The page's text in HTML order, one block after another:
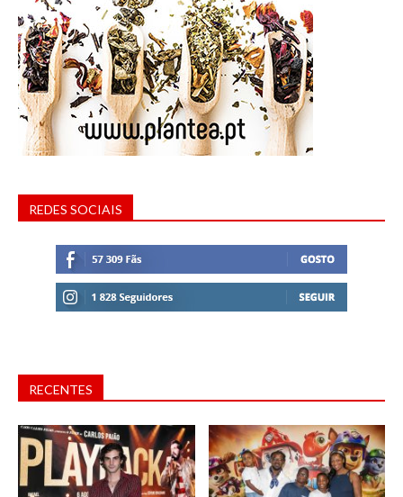
REDES SOCIAIS
RECENTES